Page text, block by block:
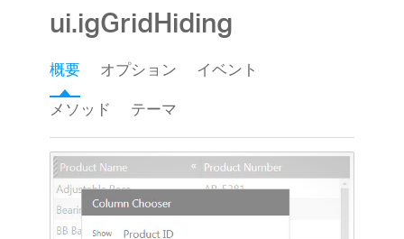
ui.igGridHiding
概要 オプション
イベント
メソッド
テーマ